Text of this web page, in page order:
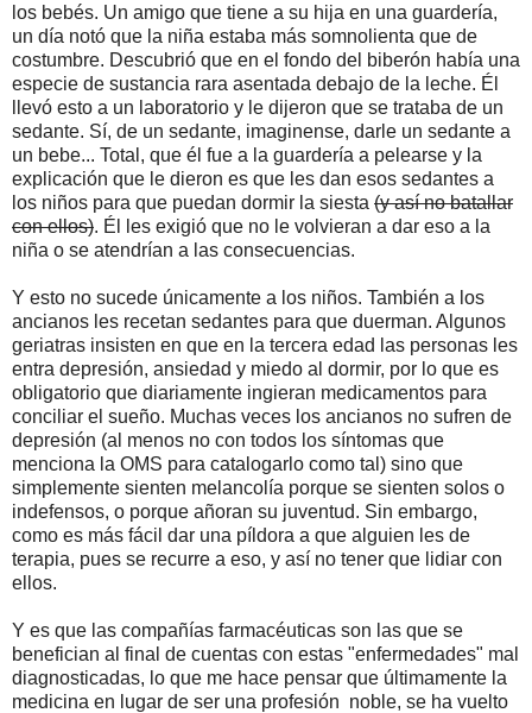
los bebés. Un amigo que tiene a su hija en una guardería,
un día notó que la niña estaba más somnolienta que de
costumbre. Descubrió que en el fondo del biberón había una
especie de sustancia rara asentada debajo de la leche. Él
llevó esto a un laboratorio y le dijeron que se trataba de un
sedante. Sí, de un sedante, imaginense, darle un sedante a
un bebe... Total, que él fue a la guardería a pelearse y la
explicación que le dieron es que les dan esos sedantes a
los niños para que puedan dormir la siesta (y así no batallar
con ellos). Él les exigió que no le volvieran a dar eso a la
niña o se atendrían a las consecuencias.
Y esto no sucede únicamente a los niños. También a los
ancianos les recetan sedantes para que duerman. Algunos
geriatras insisten en que en la tercera edad las personas les
entra depresión, ansiedad y miedo al dormir, por lo que es
obligatorio que diariamente ingieran medicamentos para
conciliar el sueño. Muchas veces los ancianos no sufren de
depresión (al menos no con todos los síntomas que
menciona la OMS para catalogarlo como tal) sino que
simplemente sienten melancolía porque se sienten solos o
indefensos, o porque añoran su juventud. Sin embargo,
como es más fácil dar una píldora a que alguien les de
terapia, pues se recurre a eso, y así no tener que lidiar con
ellos.
Y es que las compañías farmacéuticas son las que se
benefician al final de cuentas con estas "enfermedades" mal
diagnosticadas, lo que me hace pensar que últimamente la
medicina en lugar de ser una profesión noble, se ha vuelto